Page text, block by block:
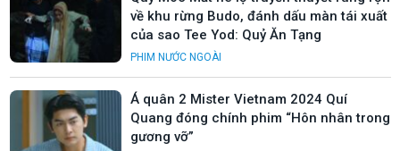
về khu rừng Budo, đánh dấu màn tái xuất
của sao Tee Yod: Quỷ Ăn Tạng
PHIM NƯỚC NGOÀI
Á quân 2 Mister Vietnam 2024 Quí
Quang đóng chính phim “Hôn nhân trong
gương vỡ”